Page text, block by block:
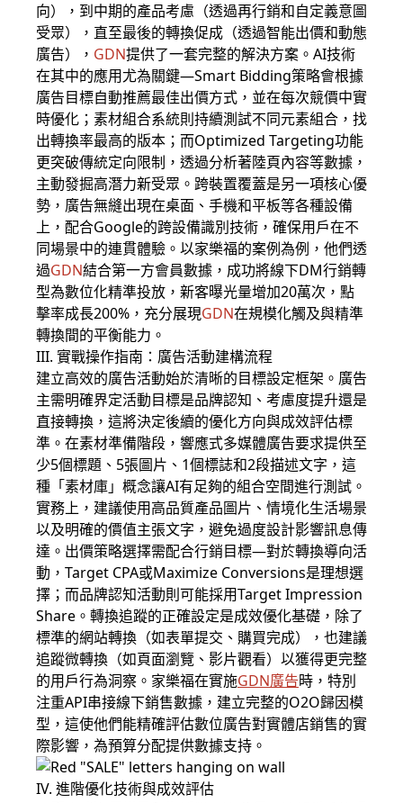
向），到中期的產品考慮（透過再行銷和自定義意圖
受眾），直至最後的轉換促成（透過智能出價和動態
廣告）， GDN提供了一套完整的解決方案。AI技術
在其中的應用尤為關鍵—Smart Bidding策略會根據
廣告目標自動推薦最佳出價方式，並在每次競價中實
時優化；素材組合系統則持續測試不同元素組合，找
出轉換率最高的版本；而Optimized Targeting功能
更突破傳統定向限制，透過分析著陸頁內容等數據，
主動發掘高潛力新受眾。跨裝置覆蓋是另一項核心優
勢， 廣告無縫出現在桌面、手機和平板等各種設備
上，配合Google的跨設備識別技術，確保用戶在不
同場景中的連貫體驗。以家樂福的案例為例，他們透
過GDN結合第一方會員數據，成功將線下DM行銷轉
型為數位化精準投放，新客曝光量增加20萬次，點
擊率成長200%，充分展現GDN在規模化觸及與精準
轉換間的平衡能力。
III. 實戰操作指南： 廣告活動建構流程
建立高效的廣告活動始於清晰的目標設定框架。廣告
主需明確界定活動目標是品牌認知、考慮度提升還是
直接轉換，這將決定後續的優化方向與成效評估標
準。在素材準備階段，響應式多媒體廣告要求提供至
少5個標題、5張圖片、1個標誌和2段描述文字，這
種「素材庫」概念讓AI有足夠的組合空間進行測試。
實務上，建議使用高品質產品圖片、情境化生活場景
以及明確的價值主張文字，避免過度設計影響訊息傳
達。出價策略選擇需配合行銷目標—對於轉換導向活
動，Target CPA或Maximize Conversions是理想選
擇；而品牌認知活動則可能採用Target Impression
Share。轉換追蹤的正確設定是成效優化基礎，除了
標準的網站轉換（如表單提交、購買完成），也建議
追蹤微轉換（如頁面瀏覽、影片觀看）以獲得更完整
的用戶行為洞察。家樂福在實施GDN廣告時，特別
注重API串接線下銷售數據，建立完整的O2O歸因模
型，這使他們能精確評估數位廣告對實體店銷售的實
際影響，為預算分配提供數據支持。
IV. 進階優化技術與成效評估